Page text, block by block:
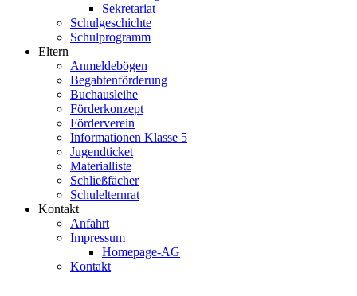
Sekretariat
Schulgeschichte
Schulprogramm
Eltern
Anmeldebögen
Begabtenförderung
Buchausleihe
Förderkonzept
Förderverein
Informationen Klasse 5
Jugendticket
Materialliste
Schließfächer
Schulelternrat
Kontakt
Anfahrt
Impressum
Homepage-AG
Kontakt